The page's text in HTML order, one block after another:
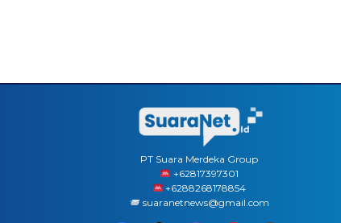
PT Suara Merdeka Group
‪+62817397301
+6288268178854
suaranetnews@gmail.com